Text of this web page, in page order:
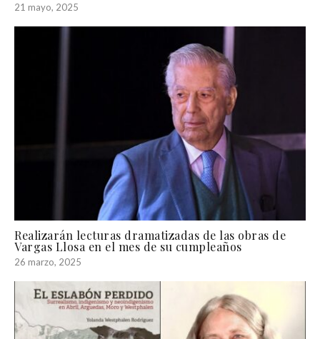
21 mayo, 2025
Realizarán lecturas dramatizadas de las obras de
Vargas Llosa en el mes de su cumpleaños
26 marzo, 2025